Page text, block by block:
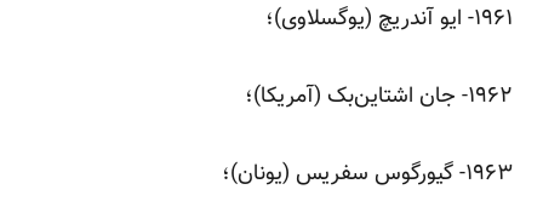
‌۱۹۶۱- ایو آندریچ (یوگسلاوی)؛
‌۱۹۶۲- جان اشتاین‌بک (آمریکا)؛
‌۱۹۶۳- گیورگوس سفریس (یونان)؛